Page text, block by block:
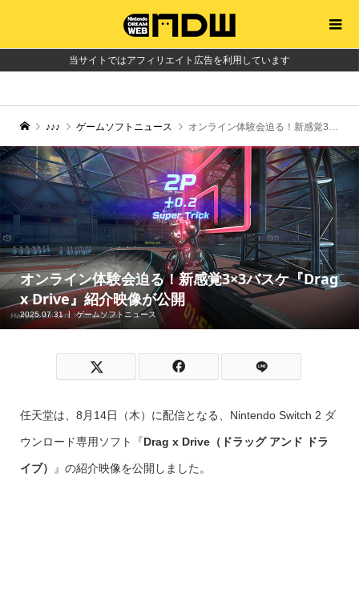
当サイトではアフィリエイト広告を利用しています
♪♪♪ ゲームソフトニュース オンライン体験会迫る！新感覚3×3バスケ『Drag x Drive』紹介映像が公開
オンライン体験会迫る！新感覚3×3バスケ『Drag
x Drive』紹介映像が公開
2025.07.31 ゲームソフトニュース
任天堂は、8月14日（木）に配信となる、Nintendo Switch 2 ダ
ウンロード専用ソフト『Drag x Drive（ドラッグ アンド ドラ
イブ） 』の紹介映像を公開しました。